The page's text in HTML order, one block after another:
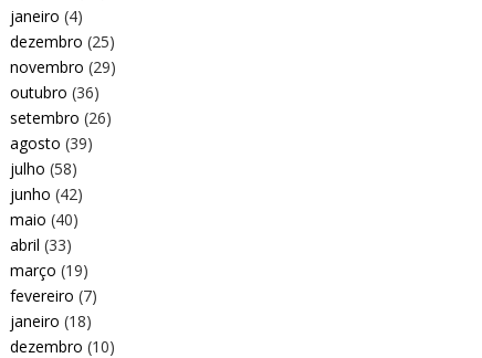
janeiro (4)
dezembro (25)
novembro (29)
outubro (36)
setembro (26)
agosto (39)
julho (58)
junho (42)
maio (40)
abril (33)
março (19)
fevereiro (7)
janeiro (18)
dezembro (10)